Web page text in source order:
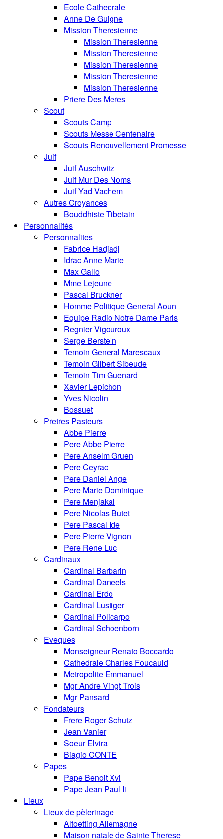
Ecole Cathedrale
Anne De Guigne
Mission Theresienne
Mission Theresienne
Mission Theresienne
Mission Theresienne
Mission Theresienne
Mission Theresienne
Priere Des Meres
Scout
Scouts Camp
Scouts Messe Centenaire
Scouts Renouvellement Promesse
Juif
Juif Auschwitz
Juif Mur Des Noms
Juif Yad Vachem
Autres Croyances
Bouddhiste Tibetain
Personnalités
Personnalites
Fabrice Hadjadj
Idrac Anne Marie
Max Gallo
Mme Lejeune
Pascal Bruckner
Homme Politique General Aoun
Equipe Radio Notre Dame Paris
Regnier Vigouroux
Serge Berstein
Temoin General Marescaux
Temoin Gilbert Sibeude
Temoin Tim Guenard
Xavier Lepichon
Yves Nicolin
Bossuet
Pretres Pasteurs
Abbe Pierre
Pere Abbe Pierre
Pere Anselm Gruen
Pere Ceyrac
Pere Daniel Ange
Pere Marie Dominique
Pere Menjakal
Pere Nicolas Butet
Pere Pascal Ide
Pere Pierre Vignon
Pere Rene Luc
Cardinaux
Cardinal Barbarin
Cardinal Daneels
Cardinal Erdo
Cardinal Lustiger
Cardinal Policarpo
Cardinal Schoenborn
Eveques
Monseigneur Renato Boccardo
Cathedrale Charles Foucauld
Metropolite Emmanuel
Mgr Andre Vingt Trois
Mgr Pansard
Fondateurs
Frere Roger Schutz
Jean Vanier
Soeur Elvira
Biagio CONTE
Papes
Pape Benoit Xvi
Pape Jean Paul Ii
Lieux
Lieux de pèlerinage
Altoetting Allemagne
Maison natale de Sainte Therese